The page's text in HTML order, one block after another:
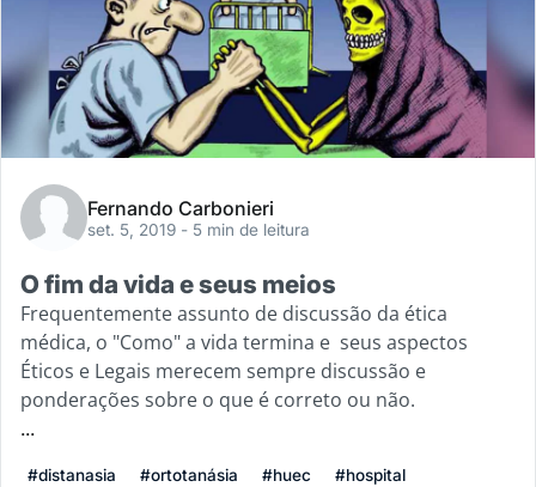
Fernando Carbonieri
set. 5, 2019 - 5 min de leitura
O fim da vida e seus meios
Frequentemente assunto de discussão da ética
médica, o "Como" a vida termina e seus aspectos
Éticos e Legais merecem sempre discussão e
ponderações sobre o que é correto ou não.
...
#distanasia #ortotanásia #huec
#hospital